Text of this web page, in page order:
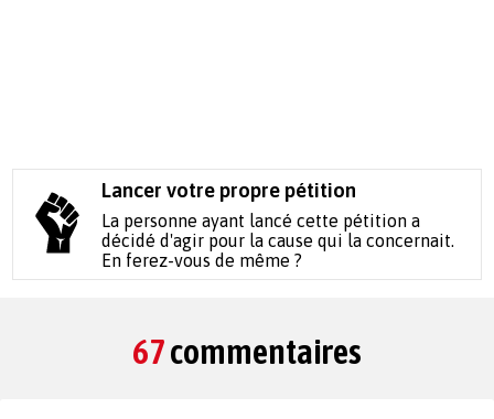
Lancer votre propre pétition
La personne ayant lancé cette pétition a
décidé d'agir pour la cause qui la concernait.
En ferez-vous de même ?
67commentaires